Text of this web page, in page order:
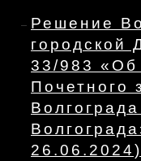
Решение
городской
33/983 «Об
Почетного